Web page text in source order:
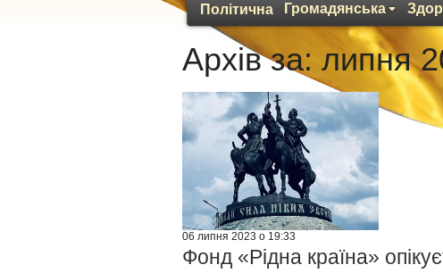
Політична Громадянська
Архів за: липня
06 липня 2023 о 19:33
Фонд «Рідна країна»